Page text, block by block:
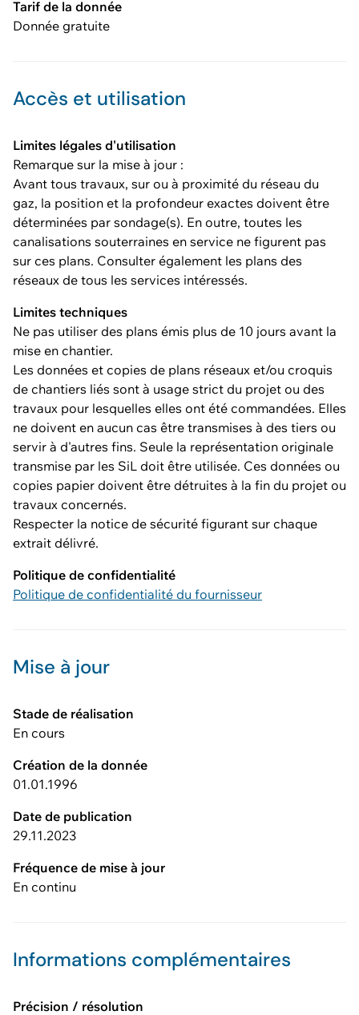
Tarif de la donnée
Donnée gratuite
Accès et utilisation
Limites légales d'utilisation
Remarque sur la mise à jour :
Avant tous travaux, sur ou à proximité du réseau du
gaz, la position et la profondeur exactes doivent être
déterminées par sondage(s). En outre, toutes les
canalisations souterraines en service ne figurent pas
sur ces plans. Consulter également les plans des
réseaux de tous les services intéressés.
Limites techniques
Ne pas utiliser des plans émis plus de 10 jours avant la
mise en chantier.
Les données et copies de plans réseaux et/ou croquis
de chantiers liés sont à usage strict du projet ou des
travaux pour lesquelles elles ont été commandées. Elles
ne doivent en aucun cas être transmises à des tiers ou
servir à d'autres fins. Seule la représentation originale
transmise par les SiL doit être utilisée. Ces données ou
copies papier doivent être détruites à la fin du projet ou
travaux concernés.
Respecter la notice de sécurité figurant sur chaque
extrait délivré.
Politique de confidentialité
Politique de confidentialité du fournisseur
Mise à jour
Stade de réalisation
En cours
Création de la donnée
01.01.1996
Date de publication
29.11.2023
Fréquence de mise à jour
En continu
Informations complémentaires
Précision / résolution